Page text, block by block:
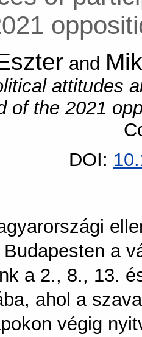
and
attitudes
of the 2021
DOI:
a
a 2., 8., 13.
ahol a
végig